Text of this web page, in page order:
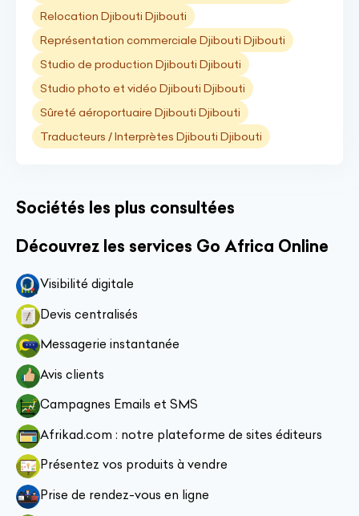
Relocation Djibouti Djibouti
Représentation commerciale Djibouti Djibouti
Studio de production Djibouti Djibouti
Studio photo et vidéo Djibouti Djibouti
Sûreté aéroportuaire Djibouti Djibouti
Traducteurs / Interprètes Djibouti Djibouti
Sociétés les plus consultées
Découvrez les services Go Africa Online
Visibilité digitale
Devis centralisés
Messagerie instantanée
Avis clients
Campagnes Emails et SMS
Afrikad.com : notre plateforme de sites éditeurs
Présentez vos produits à vendre
Prise de rendez-vous en ligne